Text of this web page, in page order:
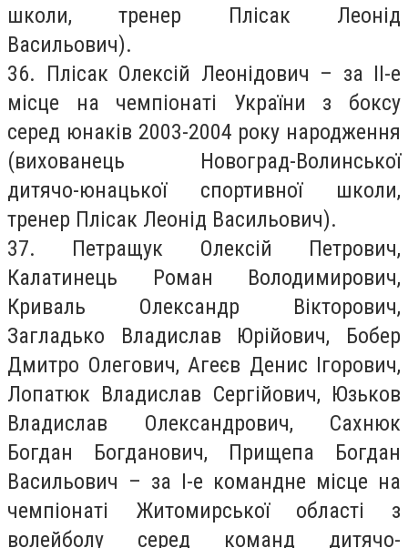
школи, тренер Плісак Леонід
Васильович).
36. Плісак Олексій Леонідович – за ІІ-е
місце на чемпіонаті України з боксу
серед юнаків 2003-2004 року народження
(вихованець Новоград-Волинської
дитячо-юнацької спортивної школи,
тренер Плісак Леонід Васильович).
37. Петращук Олексій Петрович,
Калатинець Роман Володимирович,
Криваль Олександр Вікторович,
Загладько Владислав Юрійович, Бобер
Дмитро Олегович, Агеєв Денис Ігорович,
Лопатюк Владислав Сергійович, Юзьков
Владислав Олександрович, Сахнюк
Богдан Богданович, Прищепа Богдан
Васильович – за І-е командне місце на
чемпіонаті Житомирської області з
волейболу серед команд дитячо-